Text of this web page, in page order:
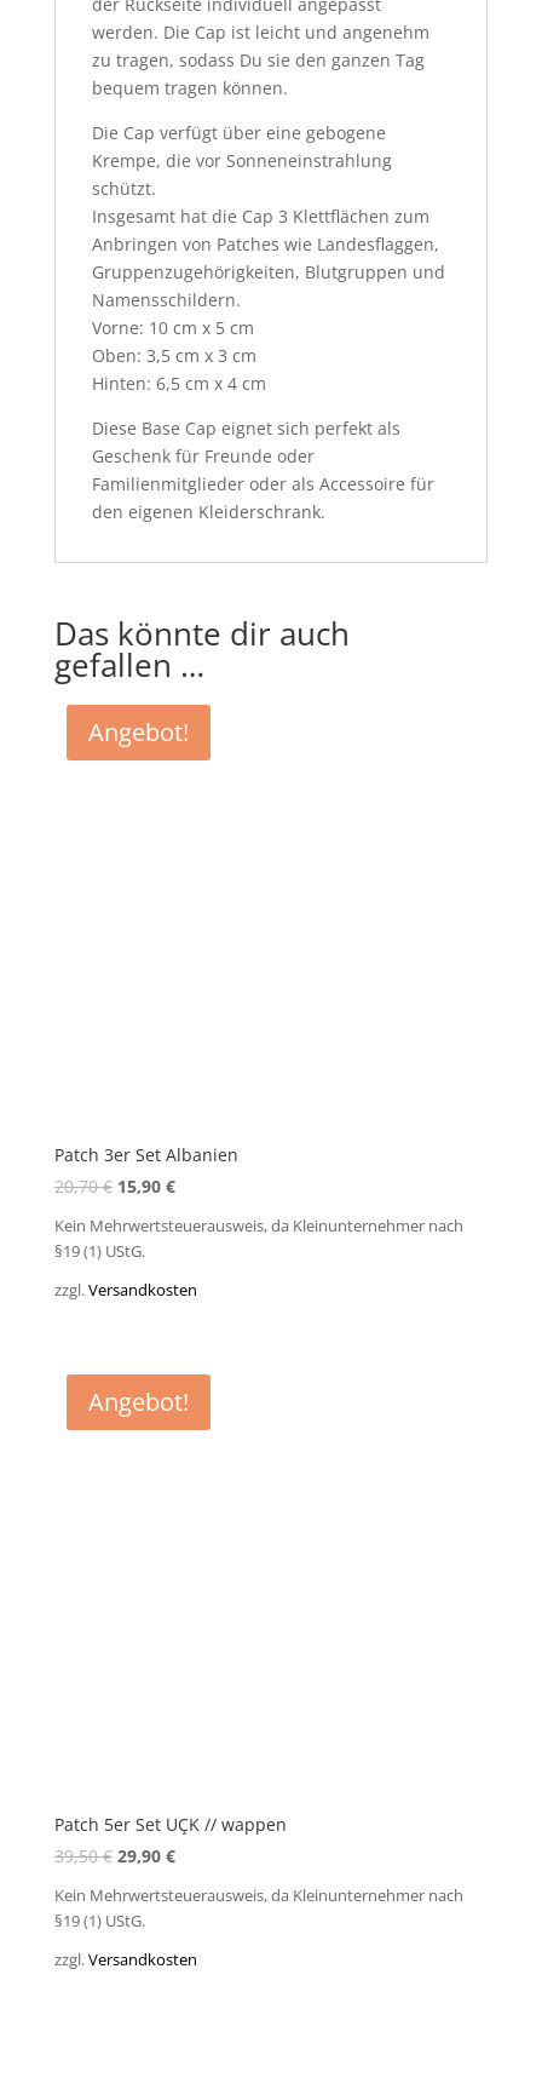
der Rückseite individuell angepasst
werden. Die Cap ist leicht und angenehm
zu tragen, sodass Du sie den ganzen Tag
bequem tragen können.
Die Cap verfügt über eine gebogene
Krempe, die vor Sonneneinstrahlung
schützt.
Insgesamt hat die Cap 3 Klettflächen zum
Anbringen von Patches wie Landesflaggen,
Gruppenzugehörigkeiten, Blutgruppen und
Namensschildern.
Vorne: 10 cm x 5 cm
Oben: 3,5 cm x 3 cm
Hinten: 6,5 cm x 4 cm
Diese Base Cap eignet sich perfekt als
Geschenk für Freunde oder
Familienmitglieder oder als Accessoire für
den eigenen Kleiderschrank.
Das könnte dir auch
gefallen …
Angebot!
Patch 3er Set Albanien
20,70€ Ursprünglicher
15,90 €Aktueller
Kein Mehrwertsteuerausweis, da Kleinunternehmer nach
§19 (1) UStG.
zzgl.Versandkosten
Angebot!
Patch 5er Set UÇK // wappen
39,50€ Ursprünglicher
29,90 €Aktueller
Kein Mehrwertsteuerausweis, da Kleinunternehmer nach
§19 (1) UStG.
zzgl.Versandkosten